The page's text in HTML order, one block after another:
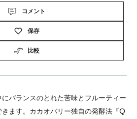
コメント
保存
比較
バランスのとれた苦味とフルーティー
ます。カカオバリー独自の発酵法『Q